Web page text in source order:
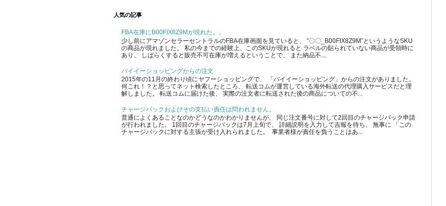
人気の記事
FBA在庫にB00FIX8Z9Mが現れた。。
少し前にアマゾンセラーセントラルのFBA在庫画面を見ていると、 ”〇〇_B00FIX8Z9M”というようなSKU
の商品が現れました。 私の今までの経験上、このSKUが現れると ラベルの貼られていない商品が受領時に
あり、 しばらくすると販売不可在庫が増えるということで、 また納品不...
バイイーショッピングからの注文
2015年の11月の終わり頃にヤフーショッピングで、 「バイイーショッピング」からの注文がありました。
何これ！？と思ってネット検索したところ、 転送コムが運営している海外転送の代理購入サービスだと理
解しました。 転送コムに届けた後、 実際の注文者に転送された後の商品についての不...
チャージバックおよびその支払い責任は問われません。
普通によくあることなのかどうなのかわかりませんが、 同じ注文番号に対して2回目のチャージバック申請
が行われました。 1回目のチャージバックは7月上旬で、 詳細説明を入力して吉報を待ち、 無事に 「この
チャージバックに対する主張が受け入れられました。 事業者様が責任を負うことはあ...